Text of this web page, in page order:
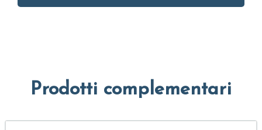
Prodotti complementari